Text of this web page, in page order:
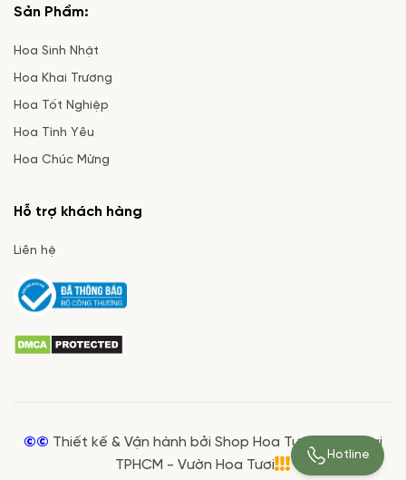
Sản Phẩm:
Hoa Sinh Nhật
Hoa Khai Trương
Hoa Tốt Nghiệp
Hoa Tình Yêu
Hoa Chúc Mừng
Hỗ trợ khách hàng
Liên hệ
©© Thiết kế & Vận hành bởi Shop Hoa Tươi Giá Rẻ tại
TPHCM - Vườn Hoa Tươi
Hotline